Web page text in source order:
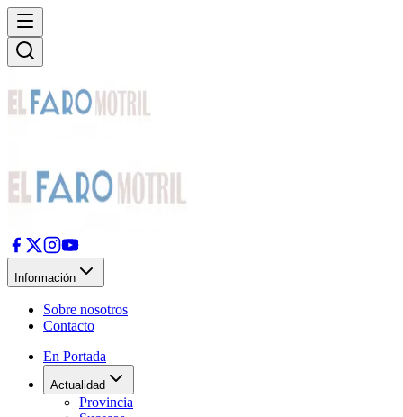
Información
Sobre nosotros
Contacto
En Portada
Actualidad
Provincia